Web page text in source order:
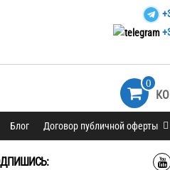
0
Блог Договор публичной оферты